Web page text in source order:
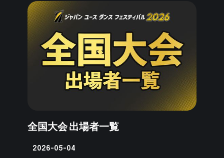
全国大会 出場者一覧
2026-05-04